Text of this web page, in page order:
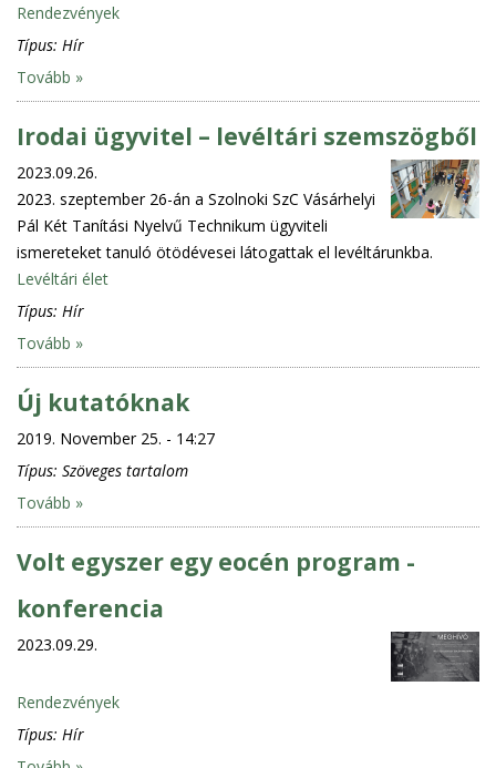
Rendezvények
Típus: Hír
Tovább »
Irodai ügyvitel – levéltári szemszögből
2023.09.26.
2023. szeptember 26-án a Szolnoki SzC Vásárhelyi
Pál Két Tanítási Nyelvű Technikum ügyviteli
ismereteket tanuló ötödévesei látogattak el levéltárunkba.
Levéltári élet
Típus: Hír
Tovább »
Új kutatóknak
2019. November 25. - 14:27
Típus: Szöveges tartalom
Tovább »
Volt egyszer egy eocén program -
konferencia
2023.09.29.
Rendezvények
Típus: Hír